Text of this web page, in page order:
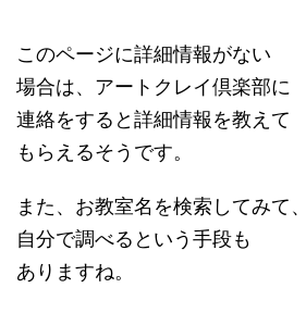
このページに詳細情報がない
場合は、アートクレイ倶楽部に
連絡をすると詳細情報を教えて
もらえるそうです。
また、お教室名を検索してみて、
自分で調べるという手段も
ありますね。